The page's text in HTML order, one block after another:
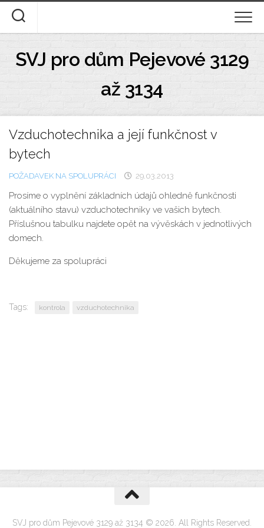
content
DESATERO
FOTOGALERIE
O NÁS
SVJ pro dům Pejevové 3129
až 3134
Vzduchotechnika a její funkčnost v
bytech
POŽADAVEK NA SPOLUPRÁCI 29.03.2013
Prosíme o vyplnění základních údajů ohledně funkčnosti
(aktuálního stavu) vzduchotechniky ve vašich bytech.
Příslušnou tabulku najdete opět na vývěskách v jednotlivých
domech.
Děkujeme za spolupráci
Tags: kontrola vzduchotechnika
SVJ pro dům Pejevové 3129 až 3134 © 2026. All Rights Reserved.